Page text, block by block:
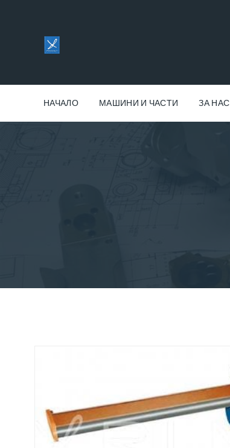
НАЧАЛО МАШИНИ И ЧАСТИ ЗА НАС